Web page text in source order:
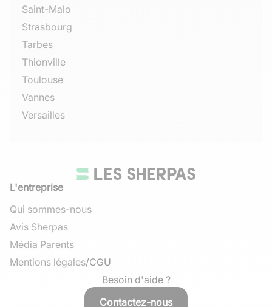
Saint-Malo
Strasbourg
Tarbes
Thionville
Toulouse
Vannes
Versailles
L'entreprise
Qui sommes-nous
Avis Sherpas
Média Parents
Mentions légales/CGU
Besoin d'aide ?
Contactez-nous